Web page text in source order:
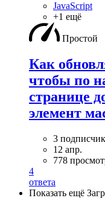
JavaScript
+1 ещё
Простой
Как
чтобы по
странице
элемент
3
12 апр.
778
4
ответа
Показать ещё